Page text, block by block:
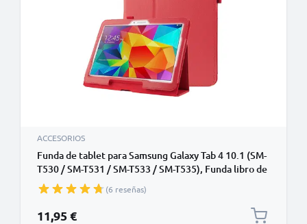
ACCESORIOS
Funda de tablet para Samsung Galaxy Tab 4 10.1 (SM-
T530 / SM-T531 / SM-T533 / SM-T535), Funda libro de
Cuero artificial, Protector para tablet con función de
soporte de color rojo, Flip Cover Bookstyle - Funda
con tapa para tablet PC
(6 reseñas)
11,95 €